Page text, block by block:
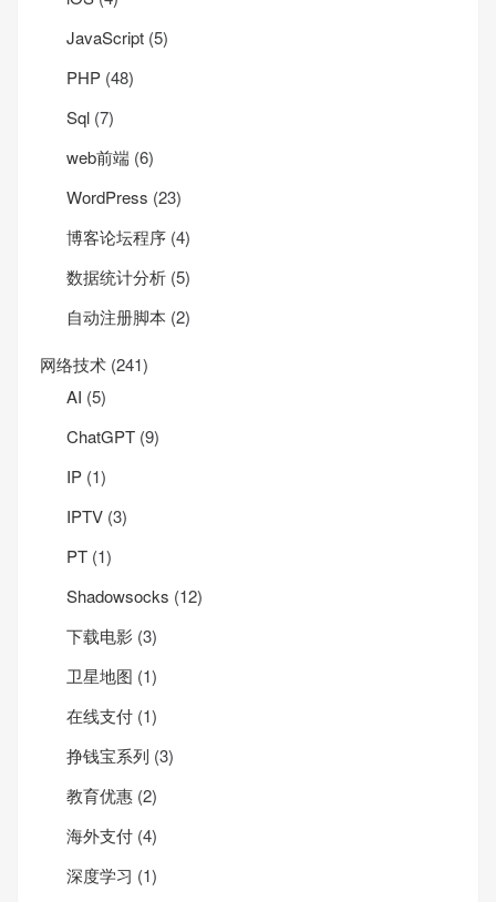
JavaScript (5)
PHP (48)
Sql (7)
web前端 (6)
WordPress (23)
博客论坛程序 (4)
数据统计分析 (5)
自动注册脚本 (2)
网络技术 (241)
AI (5)
ChatGPT (9)
IP (1)
IPTV (3)
PT (1)
Shadowsocks (12)
下载电影 (3)
卫星地图 (1)
在线支付 (1)
挣钱宝系列 (3)
教育优惠 (2)
海外支付 (4)
深度学习 (1)